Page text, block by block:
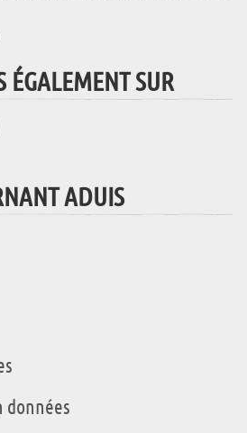
ÉGALEMENT SUR
ADUIS